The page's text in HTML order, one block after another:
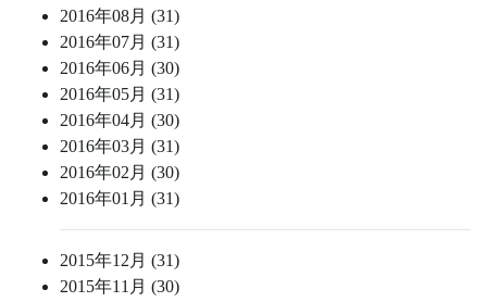
2016年08月 (31)
2016年07月 (31)
2016年06月 (30)
2016年05月 (31)
2016年04月 (30)
2016年03月 (31)
2016年02月 (30)
2016年01月 (31)
2015年12月 (31)
2015年11月 (30)